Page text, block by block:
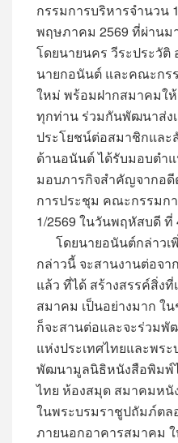
กรรมการบริหารจำนวน
พฤษภาคม 2569 ที่ผ่านม
โดยนายนคร วีระประวั
นายกอนันต์ และคณะกร
ใหม่ พร้อมฝากสมาคมใ
ทุกท่าน ร่วมกันพัฒนาส่ง
ประโยชน์ต่อสมาชิกและ
ด้านอนันต์ ได้รับมอบตำ
มอบภารกิจสำคัญจากอดี
การประชุม คณะกรรมก
1/2569 ในวันพฤหัสบดี
โดยนายอนันต์กล่าวเ
กล่าวนี้ จะสานงานต่อจ
แล้ว ที่ได้ สร้างสรรค์สิ่ง
สมาคม เป็นอย่างมาก ใ
ก็จะสานต่อและจะร่วม
แห่งประเทศไทยและพร
พัฒนามูลนิธิหนังสือพิม
ไทย ห้องสมุด สมาคมหนั
ในพระบรมราชูปถัมภ์ตล
ภายนอกอาคารสมาคม